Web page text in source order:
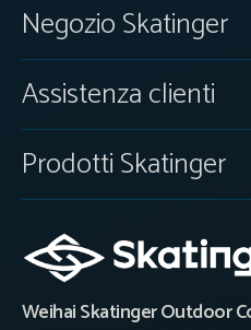
Negozio Skatinger
Assistenza clienti
Prodotti Skatinger
Weihai Skatinger Outdoor